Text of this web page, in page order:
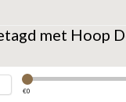
met Hoop
€0